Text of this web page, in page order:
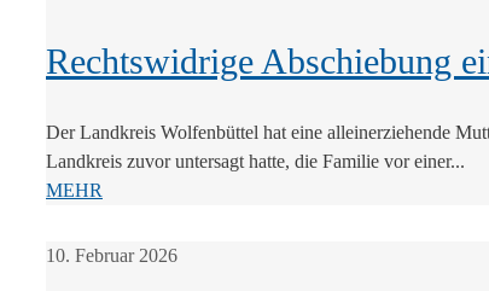
Rechtswidrige Abschiebung
Der Landkreis Wolfenbüttel hat eine alleinerziehende
Landkreis zuvor untersagt hatte, die Familie vor einer...
MEHR
10. Februar 2026